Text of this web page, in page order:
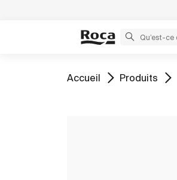
Aller à
Accueil Aller à
Produits